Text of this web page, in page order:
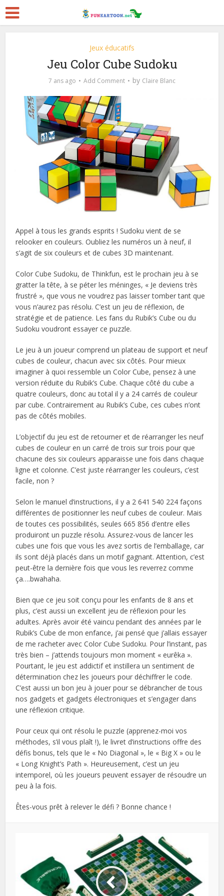
Jeux éducatifs
Jeu Color Cube Sudoku
7 ans ago Add Comment by Claire Blanc
Appel à tous les grands esprits ! Sudoku vient de se
relooker en couleurs. Oubliez les numéros un à neuf, il
s’agit de six couleurs et de cubes 3D maintenant.
Color Cube Sudoku, de Thinkfun, est le prochain jeu à se
gratter la tête, à se péter les méninges, « Je deviens très
frustré », que vous ne voudrez pas laisser tomber tant que
vous n’aurez pas résolu. C’est un jeu de réflexion, de
stratégie et de patience. Les fans du Rubik’s Cube ou du
Sudoku voudront essayer ce puzzle.
Le jeu à un joueur comprend un plateau de support et neuf
cubes de couleur, chacun avec six côtés. Pour mieux
imaginer à quoi ressemble un Color Cube, pensez à une
version réduite du Rubik’s Cube. Chaque côté du cube a
quatre couleurs, donc au total il y a 24 carrés de couleur
par cube. Contrairement au Rubik’s Cube, ces cubes n’ont
pas de côtés mobiles.
L’objectif du jeu est de retourner et de réarranger les neuf
cubes de couleur en un carré de trois sur trois pour que
chacune des six couleurs apparaisse une fois dans chaque
ligne et colonne. C’est juste réarranger les couleurs, c’est
facile, non ?
Selon le manuel d’instructions, il y a 2 641 540 224 façons
différentes de positionner les neuf cubes de couleur. Mais
de toutes ces possibilités, seules 665 856 d’entre elles
produiront un puzzle résolu. Assurez-vous de lancer les
cubes une fois que vous les avez sortis de l’emballage, car
ils sont déjà placés dans un motif gagnant. Attention, c’est
peut-être la dernière fois que vous les reverrez comme
ça….bwahaha.
Bien que ce jeu soit conçu pour les enfants de 8 ans et
plus, c’est aussi un excellent jeu de réflexion pour les
adultes. Après avoir été vaincu pendant des années par le
Rubik’s Cube de mon enfance, j’ai pensé que j’allais essayer
de me racheter avec Color Cube Sudoku. Pour l’instant, pas
très bien – j’attends toujours mon moment « eurêka ».
Pourtant, le jeu est addictif et instillera un sentiment de
détermination chez les joueurs pour déchiffrer le code.
C’est aussi un bon jeu à jouer pour se débrancher de tous
nos gadgets et gadgets électroniques et s’engager dans
une réflexion critique.
Pour ceux qui ont résolu le puzzle (apprenez-moi vos
méthodes, s’il vous plaît !), le livret d’instructions offre des
défis bonus, tels que le « No Diagonal », le « Big X » ou le
« Long Knight’s Path ». Heureusement, c’est un jeu
intemporel, où les joueurs peuvent essayer de résoudre un
peu à la fois.
Êtes-vous prêt à relever le défi ? Bonne chance !